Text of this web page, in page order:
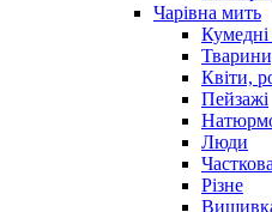
Чарiвна мить
Квіти,
Пейзажі
Люди
Різне